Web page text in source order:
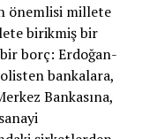
önemlisi millete
birikmiş bir
borç: Erdoğan-
bankalara,
Bankasına,